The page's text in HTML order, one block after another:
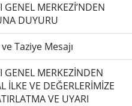
GENEL MERKEZİ’NDEN
DUYURU
ve Taziye Mesajı
GENEL MERKEZİNDEN
İLKE VE DEĞERLERİMİZE
VE UYARI